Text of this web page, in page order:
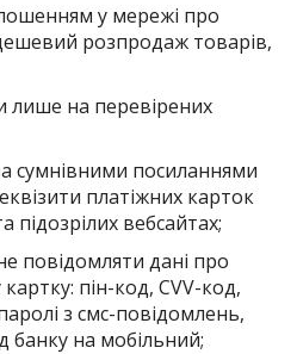
у мережі про
розпродаж товарів,
лише на перевірених
сумнівними посиланнями
платіжних карток
підозрілих вебсайтах;
повідомляти дані про
пін-код, СVV-код,
з смс-повідомлень,
банку на мобільний;